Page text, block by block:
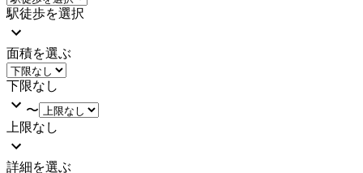
駅徒歩を選択
面積を選ぶ
下限なし
〜
上限なし
詳細を選ぶ